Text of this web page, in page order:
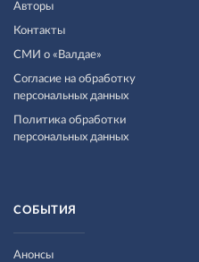
Авторы
Контакты
СМИ о «Валдае»
Согласие на обработку
персональных данных
Политика обработки
персональных данных
СОБЫТИЯ
Анонсы